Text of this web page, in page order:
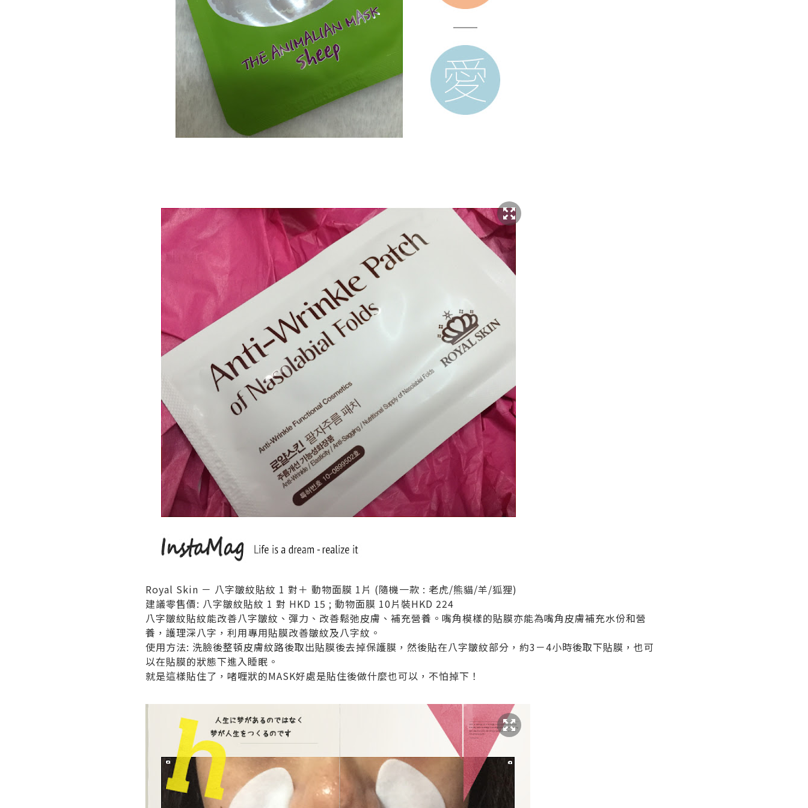
Royal Skin － 八字皺紋貼紋 1 對＋ 動物面膜 1片 (隨機一款 : 老虎/熊貓/羊/狐狸)
建議零售價: 八字皺紋貼紋 1 對 HKD 15 ; 動物面膜 10片裝HKD 224
八字皺紋貼紋能改善八字皺紋、彈力、改善鬆弛皮膚、補充營養。嘴角模樣的貼膜亦能為嘴角皮膚補充水份和營
養，護理深八字，利用專用貼膜改善皺紋及八字紋。
使用方法: 洗臉後整頓皮膚紋路後取出貼膜後去掉保護膜，然後貼在八字皺紋部分，約3－4小時後取下貼膜，也可
以在貼膜的狀態下進入睡眠。
就是這樣貼住了，啫喱狀的MASK好處是貼住後做什麼也可以，不怕掉下！